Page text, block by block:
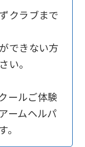
クラブまで
できない方
い。
ールご体験
ームヘルパ